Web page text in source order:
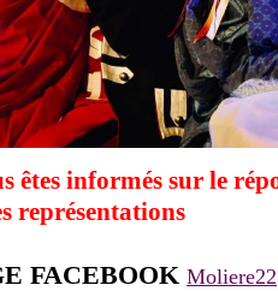
êtes informés sur le
représentations
FACEBOOK Moliere22